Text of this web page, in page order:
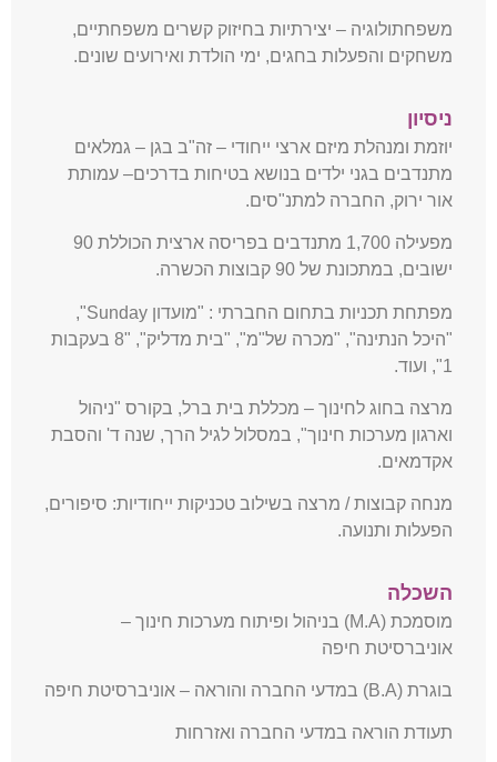
משפחתולוגיה – יצירתיות בחיזוק קשרים משפחתיים,
משחקים והפעלות בחגים, ימי הולדת ואירועים שונים.
ניסיון
יוזמת ומנהלת מיזם ארצי ייחודי – זה"ב בגן – גמלאים
מתנדבים בגני ילדים בנושא בטיחות בדרכים– עמותת
אור ירוק, החברה למתנ"סים.
מפעילה 1,700 מתנדבים בפריסה ארצית הכוללת 90
ישובים, במתכונת של 90 קבוצות הכשרה.
מפתחת תכניות בתחום החברתי : "מועדון Sunday",
"היכל הנתינה", "מכרה של"מ", "בית מדליק", "8 בעקבות
1", ועוד.
מרצה בחוג לחינוך – מכללת בית ברל, בקורס "ניהול
וארגון מערכות חינוך", במסלול לגיל הרך, שנה ד' והסבת
אקדמאים.
מנחה קבוצות / מרצה בשילוב טכניקות ייחודיות: סיפורים,
הפעלות ותנועה.
השכלה
מוסמכת (M.A) בניהול ופיתוח מערכות חינוך –
אוניברסיטת חיפה
בוגרת (B.A) במדעי החברה והוראה – אוניברסיטת חיפה
תעודת הוראה במדעי החברה ואזרחות